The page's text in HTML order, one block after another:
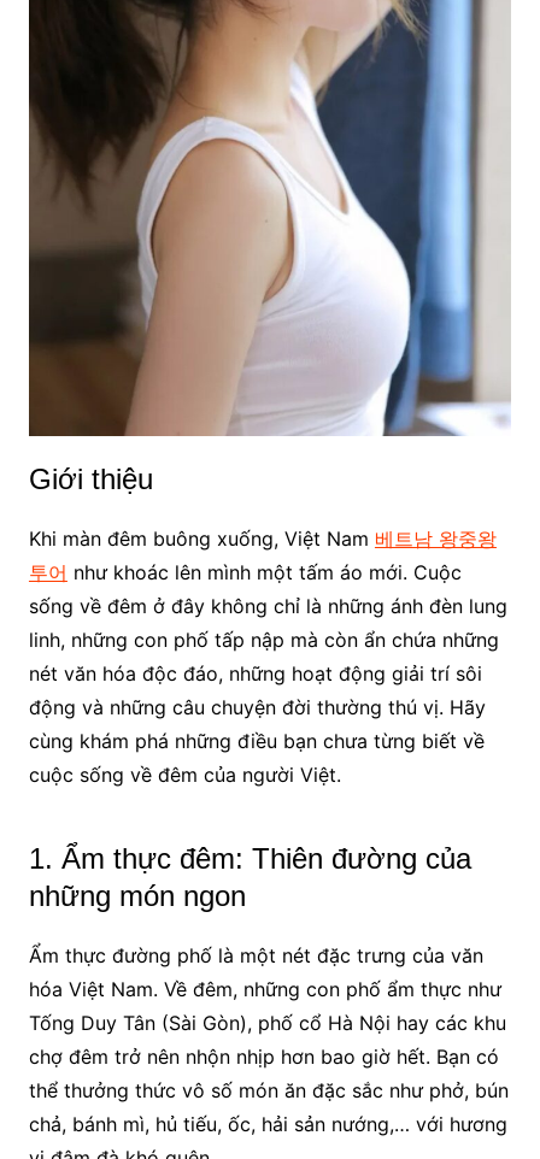
Giới thiệu
Khi màn đêm buông xuống, Việt Nam 베트남 왕중왕
투어 như khoác lên mình một tấm áo mới. Cuộc
sống về đêm ở đây không chỉ là những ánh đèn lung
linh, những con phố tấp nập mà còn ẩn chứa những
nét văn hóa độc đáo, những hoạt động giải trí sôi
động và những câu chuyện đời thường thú vị. Hãy
cùng khám phá những điều bạn chưa từng biết về
cuộc sống về đêm của người Việt.
1. Ẩm thực đêm: Thiên đường của
những món ngon
Ẩm thực đường phố là một nét đặc trưng của văn
hóa Việt Nam. Về đêm, những con phố ẩm thực như
Tống Duy Tân (Sài Gòn), phố cổ Hà Nội hay các khu
chợ đêm trở nên nhộn nhịp hơn bao giờ hết. Bạn có
thể thưởng thức vô số món ăn đặc sắc như phở, bún
chả, bánh mì, hủ tiếu, ốc, hải sản nướng,… với hương